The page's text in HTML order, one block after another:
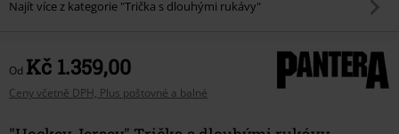
Najít více z kategorie "Trička s dlouhými rukávy"
Od Kč 1.359,00
Ceny včetně DPH, Plus poštovné a balné